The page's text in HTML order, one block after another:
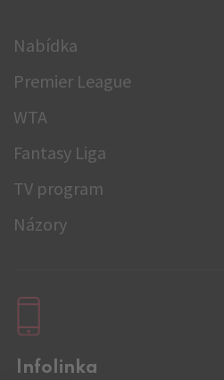
Nabídka
Premier League
WTA
Fantasy Liga
TV program
Názory
Infolinka